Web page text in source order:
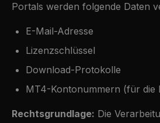
Portals werden folgende Daten
E-Mail-Adresse
Lizenzschlüssel
Download-Protokolle
MT4-Kontonummern (für die
Rechtsgrundlage: Die